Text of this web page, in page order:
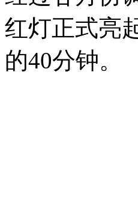
红灯正式亮
的40分钟。